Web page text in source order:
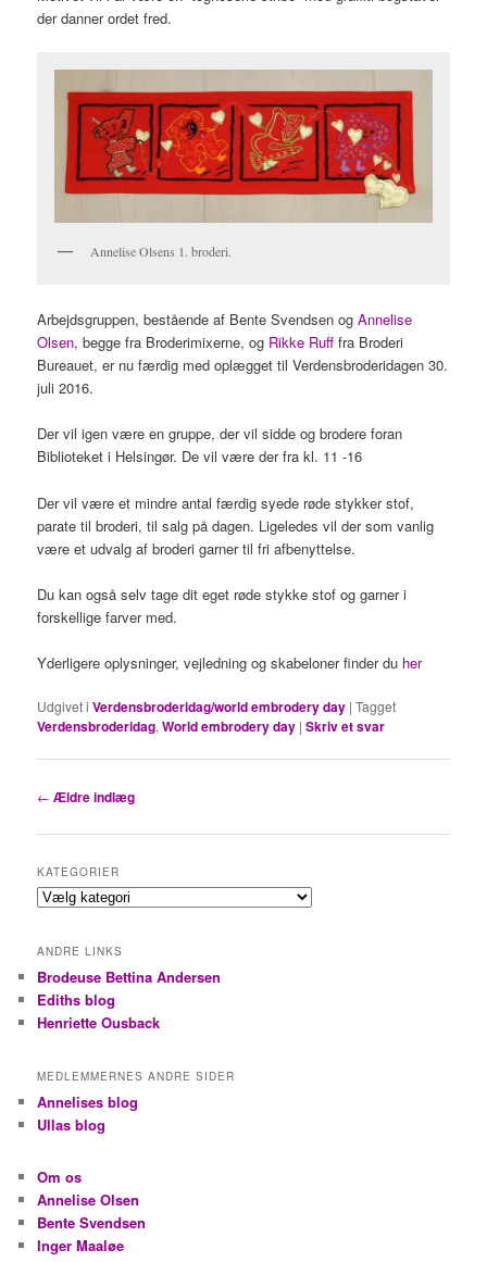
der danner ordet fred.
Annelise Olsens 1. broderi.
Arbejdsgruppen, bestående af Bente Svendsen ogAnnelise
Olsen, begge fra Broderimixerne, og Rikke Ruff fra Broderi
Bureauet, er nu færdig med oplægget til Verdensbroderidagen 30.
juli 2016.
Der vil igen være en gruppe, der vil sidde og brodere foran
Biblioteket i Helsingør. De vil være der fra kl. 11 -16
Der vil være et mindre antal færdig syede røde stykker stof,
parate til broderi, til salg på dagen. Ligeledes vil der som vanlig
være et udvalg af broderi garner til fri afbenyttelse.
Du kan også selv tage dit eget røde stykke stof og garner i
forskellige farver med.
Yderligere oplysninger, vejledning og skabeloner finder du her
Udgivet i Verdensbroderidag/world embrodery day |Tagget
Verdensbroderidag,World embrodery day |Skriv et svar
Indlægsnavigation
← Ældre indlæg
KATEGORIER
Kategorier
ANDRE LINKS
Brodeuse Bettina Andersen
Ediths blog
Henriette Ousback
MEDLEMMERNES ANDRE SIDER
Annelises blog
Ullas blog
Om os
Annelise Olsen
Bente Svendsen
Inger Maaløe